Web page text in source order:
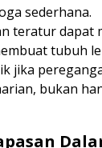
sederhana.
teratur dapat
tubuh
jika
bukan